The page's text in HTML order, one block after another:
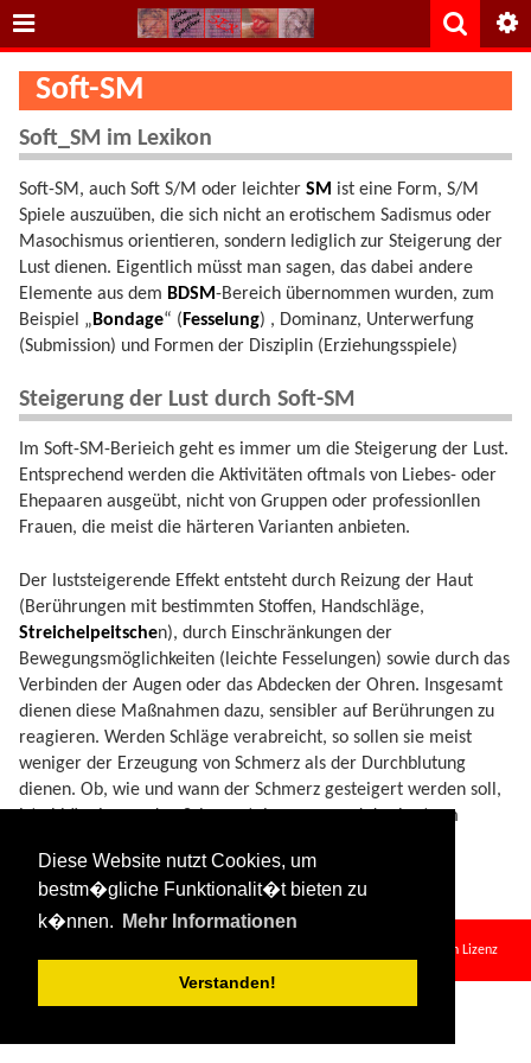
Diese Website nutzt Cookies, um
bestm�gliche Funktionalit�t bieten zu
k�nnen.
Mehr Informationen
Verstanden!
Soft-SM
Soft_SM im Lexikon
Soft-SM, auch Soft S/M oder leichter SM ist eine Form, S/M
Spiele auszuüben, die sich nicht an erotischem Sadismus oder
Masochismus orientieren, sondern lediglich zur Steigerung der
Lust dienen. Eigentlich müsst man sagen, das dabei andere
Elemente aus dem BDSM-Bereich übernommen wurden, zum
Beispiel „ Bondage“ ( Fesselung) , Dominanz, Unterwerfung
(Submission) und Formen der Disziplin (Erziehungsspiele)
Steigerung der Lust durch Soft-SM
Im Soft-SM-Berieich geht es immer um die Steigerung der Lust.
Entsprechend werden die Aktivitäten oftmals von Liebes- oder
Ehepaaren ausgeübt, nicht von Gruppen oder professionllen
Frauen, die meist die härteren Varianten anbieten.
Der luststeigerende Effekt entsteht durch Reizung der Haut
(Berührungen mit bestimmten Stoffen, Handschläge,
Streichelpeitschen), durch Einschränkungen der
Bewegungsmöglichkeiten (leichte Fesselungen) sowie durch das
Verbinden der Augen oder das Abdecken der Ohren. Insgesamt
dienen diese Maßnahmen dazu, sensibler auf Berührungen zu
reagieren. Werden Schläge verabreicht, so sollen sie meist
weniger der Erzeugung von Schmerz als der Durchblutung
dienen. Ob, wie und wann der Schmerz gesteigert werden soll,
ist abhängig von den Schmerztoleranzen und der Lust am
soft-sm.txt · Zuletzt geändert:2024/08/11 09:34
Falls nicht anders bezeichnet, ist der Inhalt dieses Wikis unter der folgenden Lizenz